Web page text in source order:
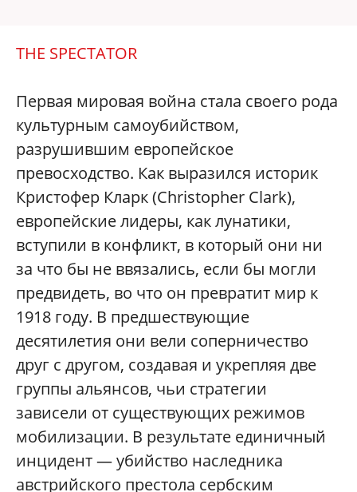
THE SPECTATOR
Первая мировая война стала своего рода
культурным самоубийством,
разрушившим европейское
превосходство. Как выразился историк
Кристофер Кларк (Christopher Clark),
европейские лидеры, как лунатики,
вступили в конфликт, в который они ни
за что бы не ввязались, если бы могли
предвидеть, во что он превратит мир к
1918 году. В предшествующие
десятилетия они вели соперничество
друг с другом, создавая и укрепляя две
группы альянсов, чьи стратегии
зависели от существующих режимов
мобилизации. В результате единичный
инцидент — убийство наследника
австрийского престола сербским